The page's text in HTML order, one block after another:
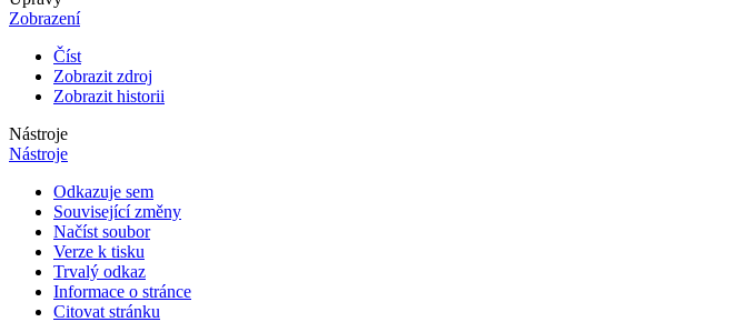
Zobrazení
Číst
Zobrazit zdroj
Zobrazit historii
Nástroje
Nástroje
Odkazuje sem
Související změny
Načíst soubor
Verze k tisku
Trvalý odkaz
Informace o stránce
Citovat stránku